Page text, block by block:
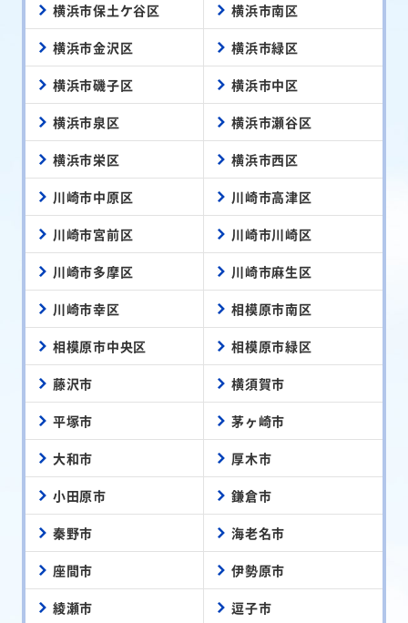
横浜市保土ケ谷区 横浜市南区
横浜市金沢区 横浜市緑区
横浜市磯子区 横浜市中区
横浜市泉区 横浜市瀬谷区
横浜市栄区 横浜市西区
川崎市中原区 川崎市高津区
川崎市宮前区 川崎市川崎区
川崎市多摩区 川崎市麻生区
川崎市幸区 相模原市南区
相模原市中央区 相模原市緑区
藤沢市 横須賀市
平塚市 茅ヶ崎市
大和市 厚木市
小田原市 鎌倉市
秦野市 海老名市
座間市 伊勢原市
綾瀬市 逗子市